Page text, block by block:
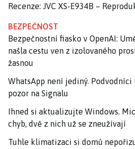
Recenze: JVC XS-E934B –
BEZPEČNOST
Bezpečnostní fiasko v OpenAI:
našla cestu ven z izolovaného
žasnou
WhatsApp není jediný.
pozor na Signalu
Ihned si aktualizujte Windows.
chyb, dvě z nich už se zneužívají
Tuhle klimatizaci si domů